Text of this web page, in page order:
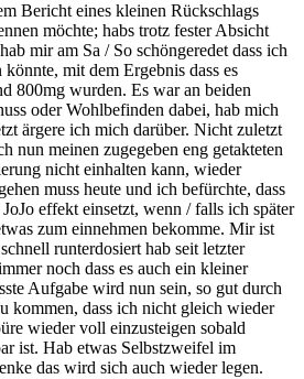
Bericht eines kleinen Rückschlags
möchte; habs trotz fester Absicht
mir am Sa / So schöngeredet dass ich
könnte, mit dem Ergebnis dass es
800mg wurden. Es war an beiden
oder Wohlbefinden dabei, hab mich
ärgere ich mich darüber. Nicht zuletzt
nun meinen zugegeben eng getakteten
nicht einhalten kann, wieder
muss heute und ich befürchte, dass
effekt einsetzt, wenn / falls ich später
zum einnehmen bekomme. Mir ist
runterdosiert hab seit letzter
noch dass es auch ein kleiner
Aufgabe wird nun sein, so gut durch
kommen, dass ich nicht gleich wieder
wieder voll einzusteigen sobald
ist. Hab etwas Selbstzweifel im
das wird sich auch wieder legen.